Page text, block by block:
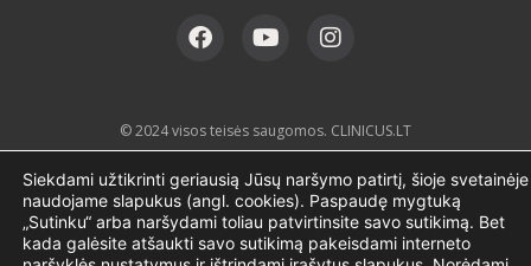
© 2024 visos teisės saugomos. CLINICUS.LT
Siekdami užtikrinti geriausią Jūsų naršymo patirtį, šioje svetainėje
naudojame slapukus (angl. cookies). Paspaudę mygtuką
„Sutinku“ arba naršydami toliau patvirtinsite savo sutikimą. Bet
kada galėsite atšaukti savo sutikimą pakeisdami interneto